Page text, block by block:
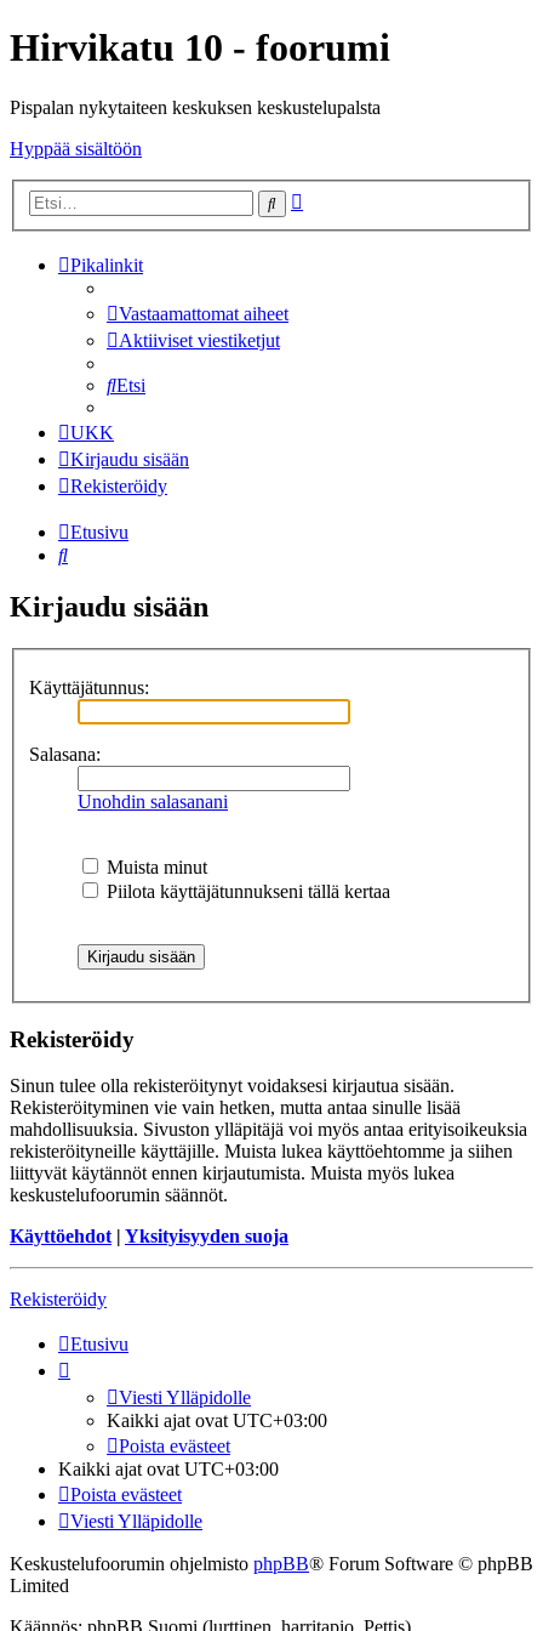
Hirvikatu 10 - foorumi
Pispalan nykytaiteen keskuksen keskustelupalsta
Hyppää sisältöön
Etsi
Pikalinkit
Vastaamattomat aiheet
Aktiiviset viestiketjut
Etsi
UKK
Kirjaudu sisään
Rekisteröidy
Etusivu
Etsi
Kirjaudu sisään
Käyttäjätunnus:
Salasana:
Unohdin salasanani
Muista minut
Piilota käyttäjätunnukseni tällä kertaa
Rekisteröidy
Sinun tulee olla rekisteröitynyt voidaksesi kirjautua sisään.
Rekisteröityminen vie vain hetken, mutta antaa sinulle lisää
mahdollisuuksia. Sivuston ylläpitäjä voi myös antaa erityisoikeuksia
rekisteröityneille käyttäjille. Muista lukea käyttöehtomme ja siihen
liittyvät käytännöt ennen kirjautumista. Muista myös lukea
keskustelufoorumin säännöt.
Käyttöehdot | Yksityisyyden suoja
Rekisteröidy
Etusivu
Viesti Ylläpidolle
Kaikki ajat ovat UTC+03:00
Poista evästeet
Kaikki ajat ovat UTC+03:00
Poista evästeet
Viesti Ylläpidolle
Keskustelufoorumin ohjelmisto phpBB® Forum Software © phpBB
Limited